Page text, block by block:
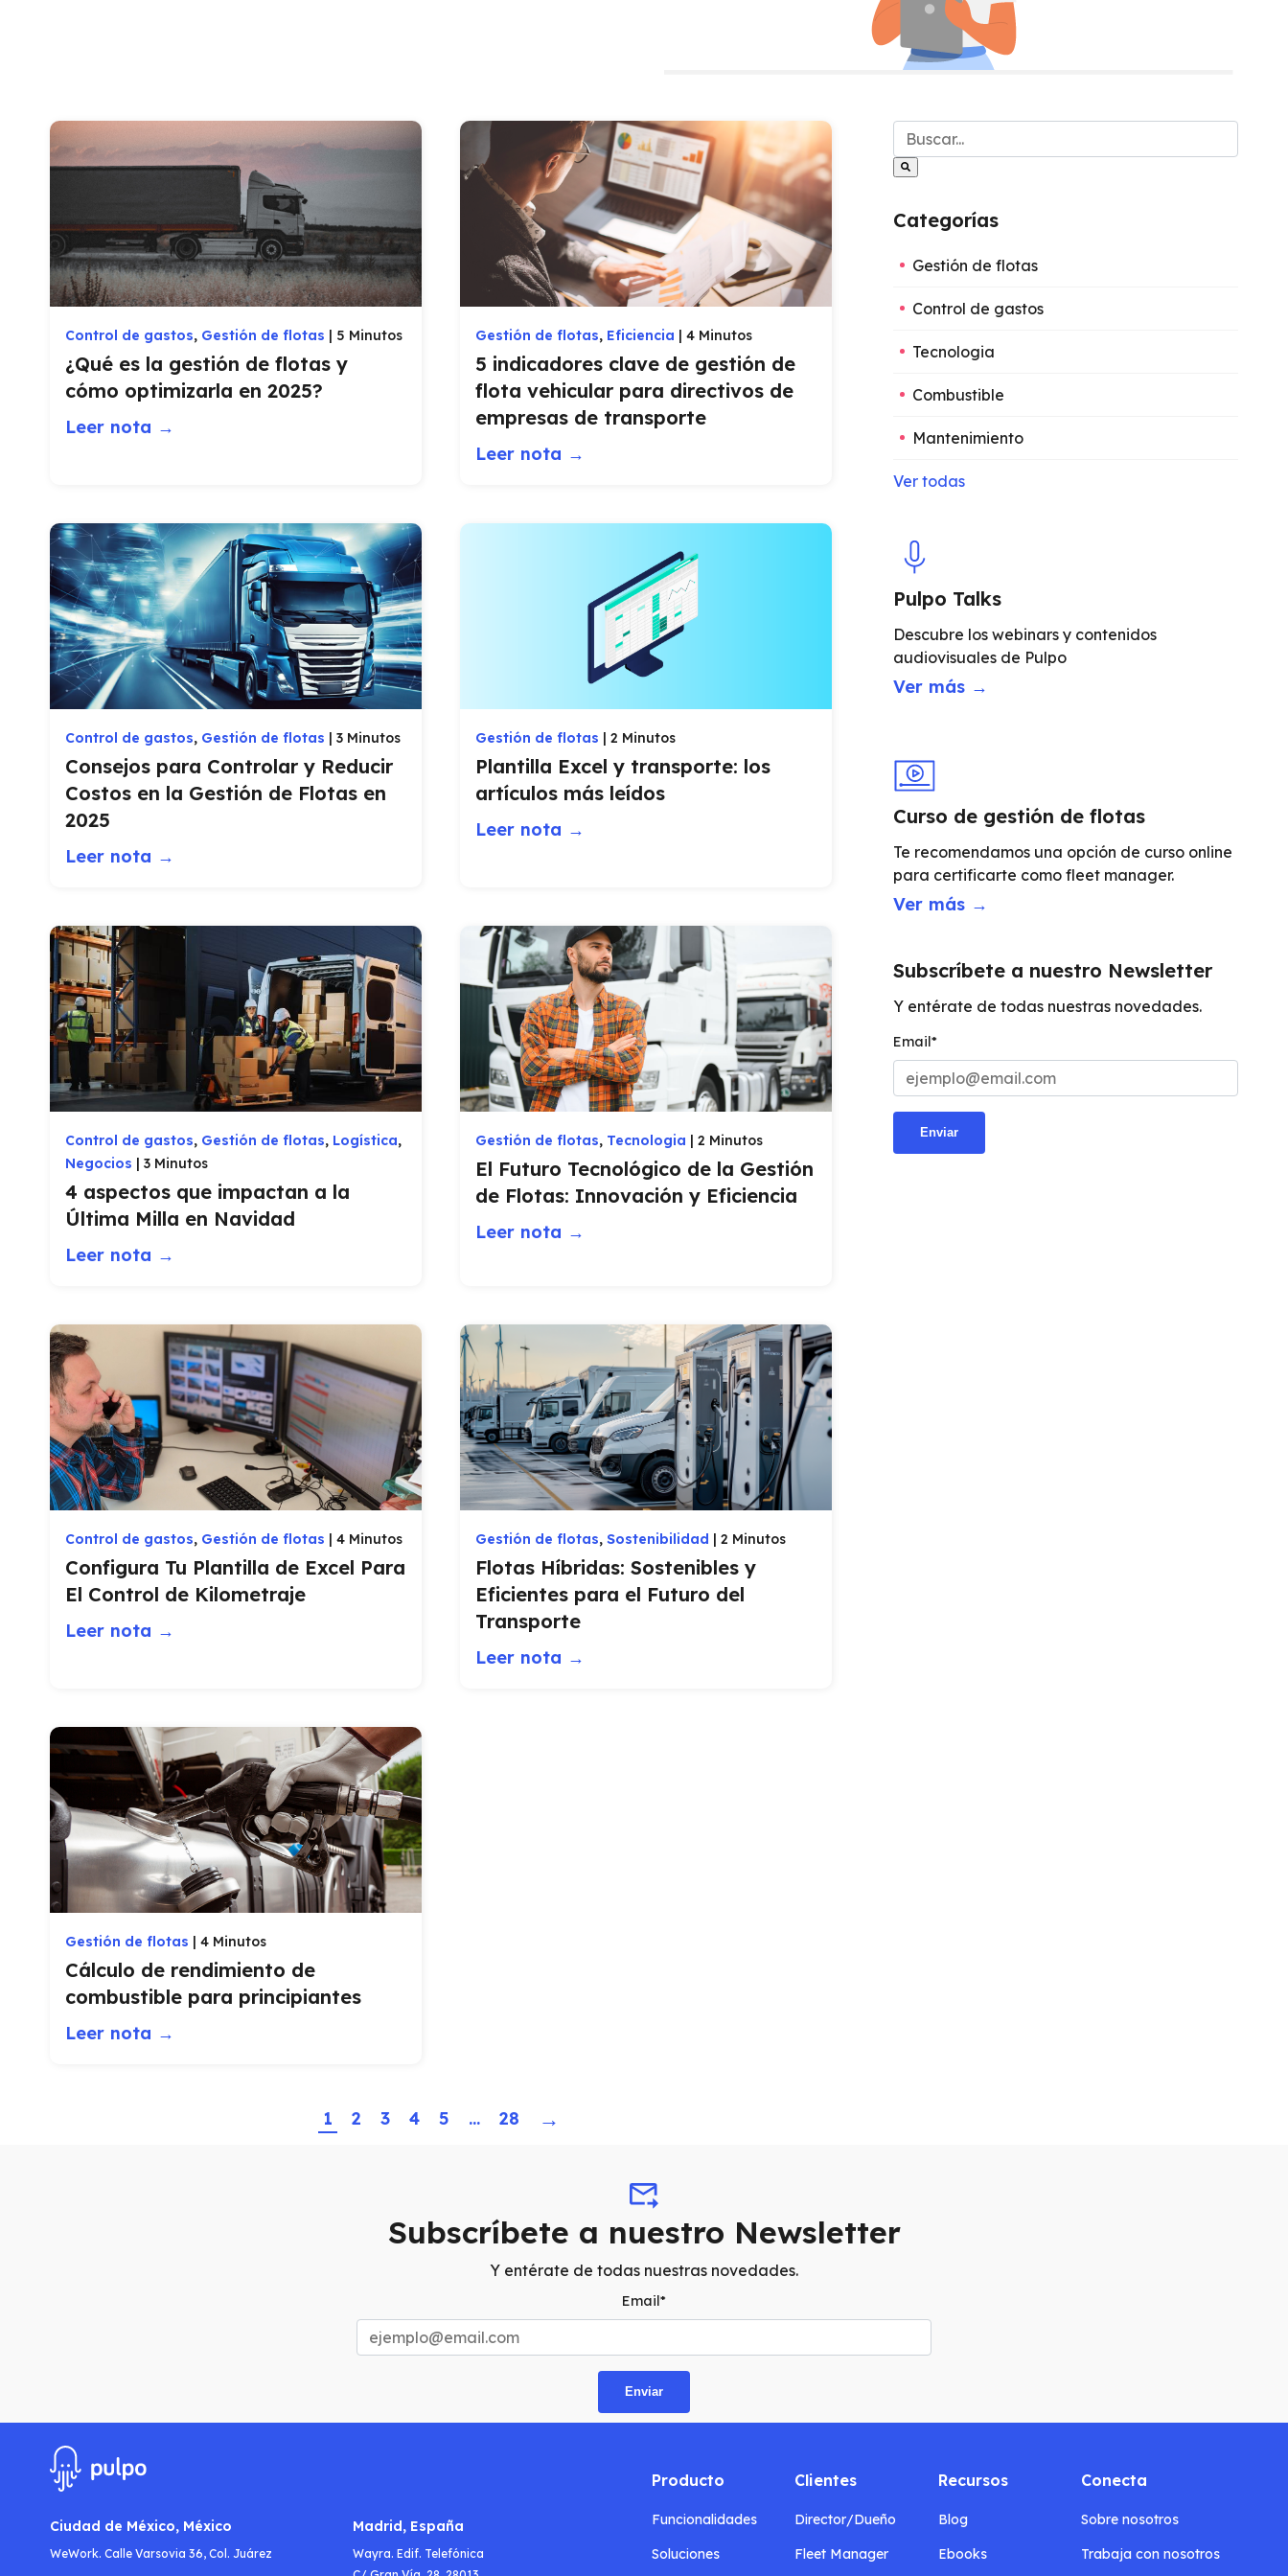
Control de gastos, Gestión de flotas | 5 Minutos
¿Qué es la gestión de flotas y
cómo optimizarla en 2025?
Leer nota →
Gestión de flotas, Eficiencia |4 Minutos
5 indicadores clave de gestión de
flota vehicular para directivos de
empresas de transporte
Leer nota →
Control de gastos, Gestión de flotas | 3 Minutos
Consejos para Controlar y Reducir
Costos en la Gestión de Flotas en
2025
Leer nota →
Gestión de flotas |2 Minutos
Plantilla Excel y transporte: los
artículos más leídos
Leer nota →
Control de gastos, Gestión de flotas, Logística,
Negocios | 3 Minutos
4 aspectos que impactan a la
Última Milla en Navidad
Leer nota →
Gestión de flotas, Tecnologia |2 Minutos
El Futuro Tecnológico de la Gestión
de Flotas: Innovación y Eficiencia
Leer nota →
Control de gastos, Gestión de flotas | 4 Minutos
Configura Tu Plantilla de Excel Para
El Control de Kilometraje
Leer nota →
Gestión de flotas,Sostenibilidad |2 Minutos
Flotas Híbridas: Sostenibles y
Eficientes para el Futuro del
Transporte
Leer nota →
Gestión de flotas | 4 Minutos
Cálculo de rendimiento de
combustible para principiantes
Leer nota →
1 2 3 4 5 ... 28 →
Este es un campo de búsqueda con una función
Categorías
Gestión de flotas
Control de gastos
Tecnologia
Combustible
Mantenimiento
Ver todas
Pulpo Talks
Descubre los webinars y contenidos
audiovisuales de Pulpo
Ver más →
Curso de gestión de flotas
Te recomendamos una opción de curso online
para certificarte como fleet manager.
Ver más →
Subscríbete a nuestro Newsletter
Y entérate de todas nuestras novedades.
Email*
Subscríbete a nuestro Newsletter
Y entérate de todas nuestras novedades.
Email*
Ciudad de México, México
WeWork. Calle Varsovia 36, Col. Juárez
Madrid, España
Wayra. Edif. Telefónica
Producto
Funcionalidades
Soluciones
Clientes
Director/Dueño
Fleet Manager
Recursos
Blog
Ebooks
Conecta
Sobre nosotros
Trabaja con nosotros